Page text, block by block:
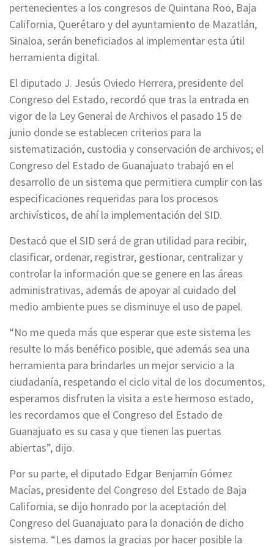
pertenecientes a los congresos de Quintana Roo, Baja
California, Querétaro y del ayuntamiento de Mazatlán,
Sinaloa, serán beneficiados al implementar esta útil
herramienta digital.
El diputado J. Jesús Oviedo Herrera, presidente del
Congreso del Estado, recordó que tras la entrada en
vigor de la Ley General de Archivos el pasado 15 de
junio donde se establecen criterios para la
sistematización, custodia y conservación de archivos; el
Congreso del Estado de Guanajuato trabajó en el
desarrollo de un sistema que permitiera cumplir con las
especificaciones requeridas para los procesos
archivísticos, de ahí la implementación del SID.
Destacó que el SID será de gran utilidad para recibir,
clasificar, ordenar, registrar, gestionar, centralizar y
controlar la información que se genere en las áreas
administrativas, además de apoyar al cuidado del
medio ambiente pues se disminuye el uso de papel.
“No me queda más que esperar que este sistema les
resulte lo más benéfico posible, que además sea una
herramienta para brindarles un mejor servicio a la
ciudadanía, respetando el ciclo vital de los documentos,
esperamos disfruten la visita a este hermoso estado,
les recordamos que el Congreso del Estado de
Guanajuato es su casa y que tienen las puertas
abiertas”, dijo.
Por su parte, el diputado Edgar Benjamín Gómez
Macías, presidente del Congreso del Estado de Baja
California, se dijo honrado por la aceptación del
Congreso del Guanajuato para la donación de dicho
sistema. “Les damos la gracias por hacer posible la